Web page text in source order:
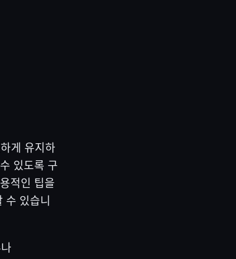
게 유지하
있도록 구
적인 팁을
수 있습니